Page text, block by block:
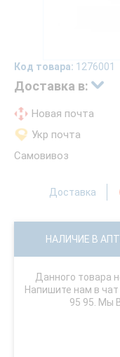
Код товара: 1276001
Доставка в:
Новая почта
Укр почта
Самовивоз
Доставка
НАЛИЧИЕ В
Данного товара
Напишите нам в
95 95. Мы